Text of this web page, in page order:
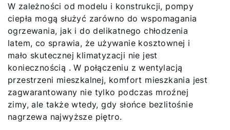
W zależności od modelu i konstrukcji, pompy
ciepła mogą służyć zarówno do wspomagania
ogrzewania, jak i do delikatnego chłodzenia
latem, co sprawia, że używanie kosztownej i
mało skutecznej klimatyzacji ​​nie jest
koniecznością . W połączeniu z wentylacją
przestrzeni mieszkalnej, komfort mieszkania jest
zagwarantowany nie tylko podczas mroźnej
zimy, ale także wtedy, gdy słońce bezlitośnie
nagrzewa najwyższe piętro.